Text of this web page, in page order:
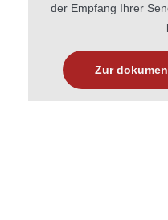
der Empfang Ihrer
Zur